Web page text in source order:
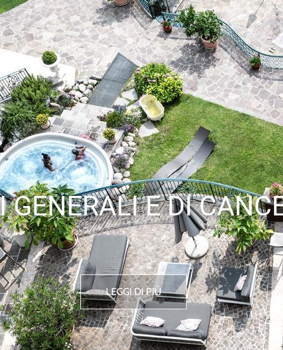
GENERALI E DI
LEGGI DI PIÙ